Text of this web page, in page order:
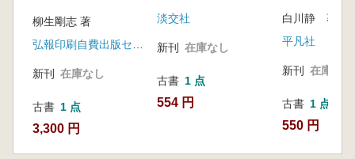
柳生剛志 著
新刊 在庫なし
古書 1 点
3,300 円
淡交社
新刊 在庫なし
古書 1 点
554 円
白川静 著
平凡社
新刊 在庫なし
古書 1 点
550 円